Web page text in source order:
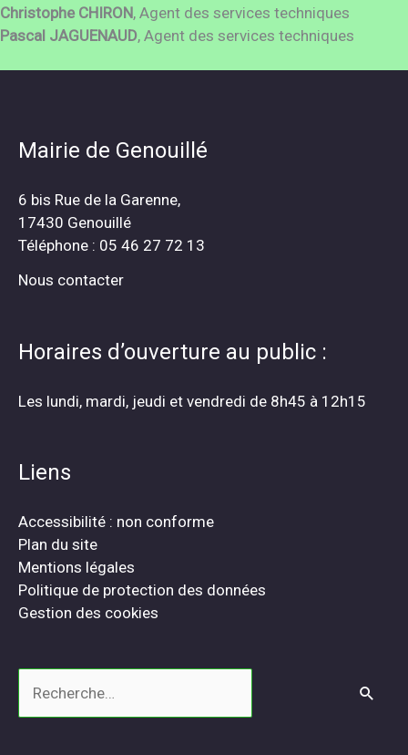
Christophe CHIRON, Agent des services techniques
Pascal JAGUENAUD, Agent des services techniques
Mairie de Genouillé
6 bis Rue de la Garenne,
17430 Genouillé
Téléphone : 05 46 27 72 13
Nous contacter
Horaires d’ouverture au public :
Les lundi, mardi, jeudi et vendredi de 8h45 à 12h15
Liens
Accessibilité : non conforme
Plan du site
Mentions légales
Politique de protection des données
Gestion des cookies